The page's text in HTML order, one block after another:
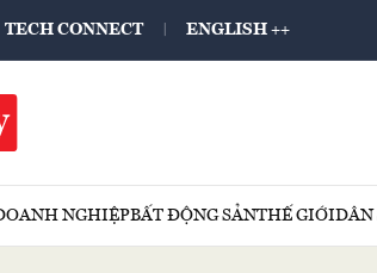
TECH CONNECT ENGLISH ++
NGHIỆPBẤT ĐỘNG SẢNTHẾ GIỚIDÂN